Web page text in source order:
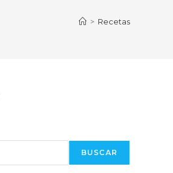
> Recetas
BUSCAR